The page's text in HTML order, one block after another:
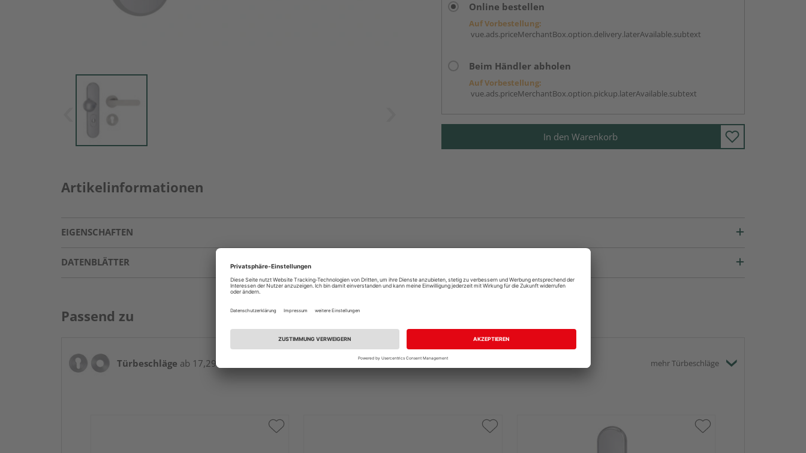
Online bestellen
Auf Vorbestellung:
vue.ads.priceMerchantBox.option.delivery.laterAvailable.subtext
Beim Händler abholen
Auf Vorbestellung:
vue.ads.priceMerchantBox.option.pickup.laterAvailable.subtext
In den Warenkorb
Artikelinformationen
EIGENSCHAFTEN
DATENBLÄTTER
Passend zu
Türbeschläge ab 17,29 € / Stk. mehr Türbeschläge